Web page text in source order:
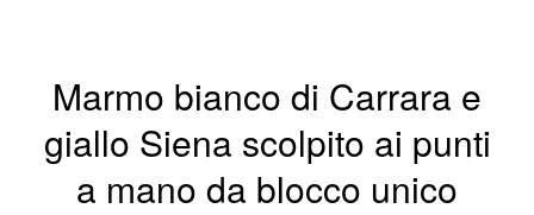
Marmo bianco di Carrara e
giallo Siena scolpito ai punti
a mano da blocco unico